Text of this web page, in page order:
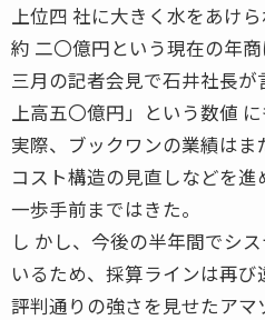
上位四 社に大きく水をあけ
約 二〇億円という現在の年
三月の記者会見で石井社長
上高五〇億円」という数値
実際、ブックワンの業績はま
コスト構造の見直しなどを
一歩手前まではきた。
し かし、今後の半年間でシ
いるため、採算ラインは再び
評判通りの強さを見せたア